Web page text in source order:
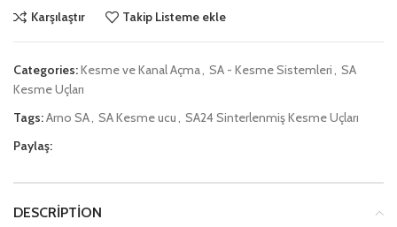
Karşılaştır Takip Listeme ekle
Categories:Kesme ve Kanal Açma SA - Kesme Sistemleri
SA
Kesme Uçları
Tags:Arno SA SA Kesme ucu
SA24 Sinterlenmiş Kesme Uçları
Paylaş:
DESCRIPTION